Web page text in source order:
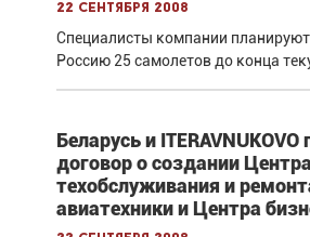
22 сентября 2008
Специалисты компании
Россию 25 самолетов до конца
Беларусь и
договор о создании
техобслуживания и
авиатехники и Центра